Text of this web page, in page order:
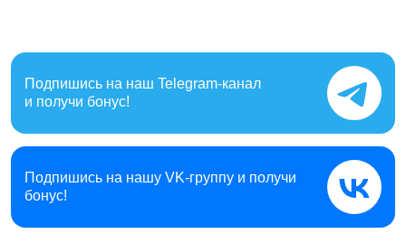
Подпишись на наш Telegram-канал
и получи бонус!
Подпишись на нашу VK-группу и получи
бонус!